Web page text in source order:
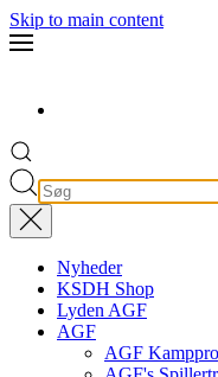
Skip to main content
Nyheder
KSDH Shop
Lyden AGF
AGF
AGF